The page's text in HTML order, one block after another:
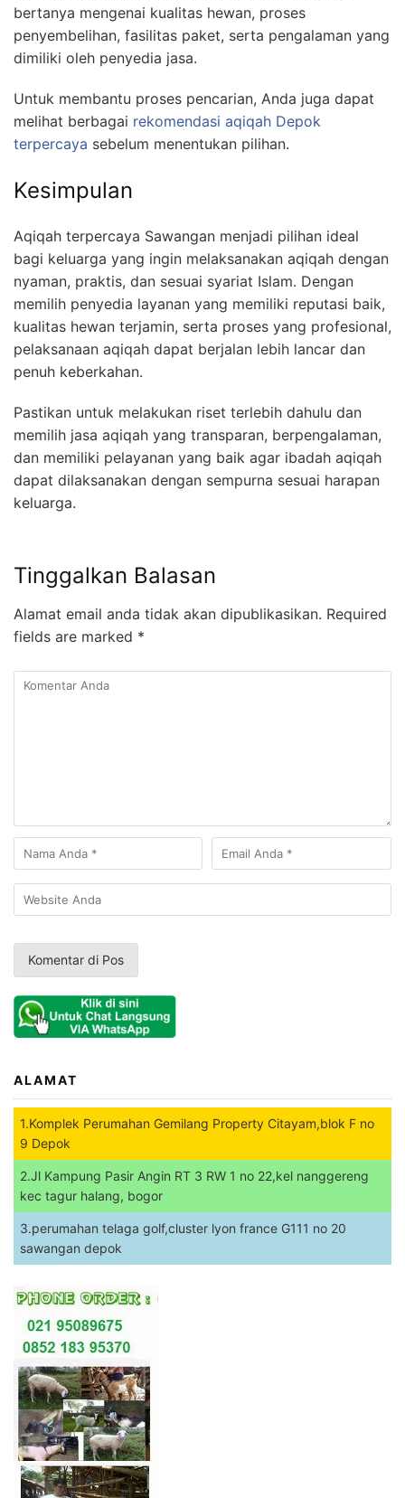
bertanya mengenai kualitas hewan, proses
penyembelihan, fasilitas paket, serta pengalaman yang
dimiliki oleh penyedia jasa.
Untuk membantu proses pencarian, Anda juga dapat
melihat berbagai rekomendasi aqiqah Depok
terpercaya sebelum menentukan pilihan.
Kesimpulan
Aqiqah terpercaya Sawangan menjadi pilihan ideal
bagi keluarga yang ingin melaksanakan aqiqah dengan
nyaman, praktis, dan sesuai syariat Islam. Dengan
memilih penyedia layanan yang memiliki reputasi baik,
kualitas hewan terjamin, serta proses yang profesional,
pelaksanaan aqiqah dapat berjalan lebih lancar dan
penuh keberkahan.
Pastikan untuk melakukan riset terlebih dahulu dan
memilih jasa aqiqah yang transparan, berpengalaman,
dan memiliki pelayanan yang baik agar ibadah aqiqah
dapat dilaksanakan dengan sempurna sesuai harapan
keluarga.
Tinggalkan Balasan
Alamat email anda tidak akan dipublikasikan. Required
fields are marked *
ALAMAT
1.Komplek Perumahan Gemilang Property Citayam,blok F no
9 Depok
2.Jl Kampung Pasir Angin RT 3 RW 1 no 22,kel nanggereng
kec tagur halang, bogor
3.perumahan telaga golf,cluster lyon france G111 no 20
sawangan depok